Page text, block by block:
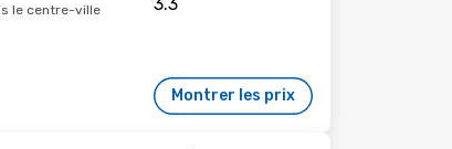
le centre-ville
Montrer les prix